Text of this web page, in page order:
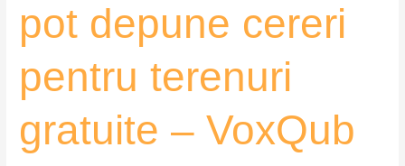
pot depune cereri
pentru terenuri
gratuite – VoxQub